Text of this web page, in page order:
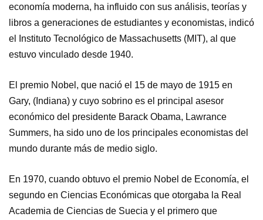
economía moderna, ha influido con sus análisis, teorías y
libros a generaciones de estudiantes y economistas, indicó
el Instituto Tecnológico de Massachusetts (MIT), al que
estuvo vinculado desde 1940.
El premio Nobel, que nació el 15 de mayo de 1915 en
Gary, (Indiana) y cuyo sobrino es el principal asesor
económico del presidente Barack Obama, Lawrance
Summers, ha sido uno de los principales economistas del
mundo durante más de medio siglo.
En 1970, cuando obtuvo el premio Nobel de Economía, el
segundo en Ciencias Económicas que otorgaba la Real
Academia de Ciencias de Suecia y el primero que